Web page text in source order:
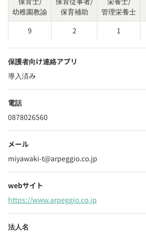
幼稚園教諭
保育補助
管理栄養士
9 2 1
保護者向け連絡アプリ
導入済み
電話
0878026560
メール
miyawaki-t@arpeggio.co.jp
webサイト
https://www.arpeggio.co.jp
法人名